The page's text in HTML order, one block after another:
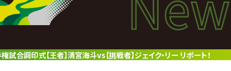
ニ
調印式【王者】清宮海斗vs【挑戦者】ジェイク・リー リポート！